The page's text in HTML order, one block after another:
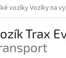
vozíky Vozíky na
Trax